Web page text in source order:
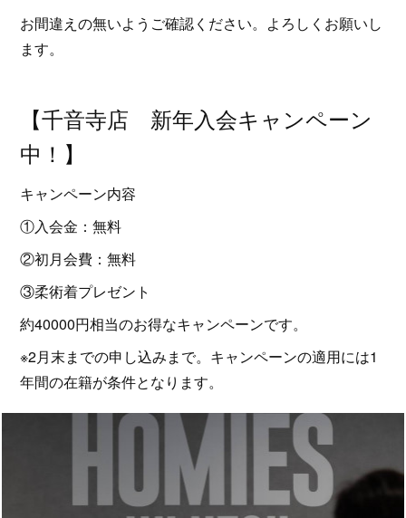
お間違えの無いようご確認ください。よろしくお願いし
ます。
【千音寺店 新年入会キャンペーン
中！】
キャンペーン内容
①入会金：無料
②初月会費：無料
③柔術着プレゼント
約40000円相当のお得なキャンペーンです。
※2月末までの申し込みまで。キャンペーンの適用には1
年間の在籍が条件となります。